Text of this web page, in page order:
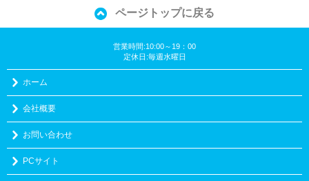
ページトップに戻る
営業時間:10:00～19：00
定休日:毎週水曜日
ホーム
会社概要
お問い合わせ
PCサイト